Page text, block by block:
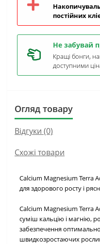
постійних
Не забувай
Кращі бонги,
доступними
Огляд товару
Відгуки (0)
Схожі товари
Calcium Magnesium Terra
для здорового росту і
Calcium Magnesium Terra
суміш кальцію і магнію,
забезпечення
швидкозростаючих